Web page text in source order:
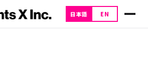
日本語 EN